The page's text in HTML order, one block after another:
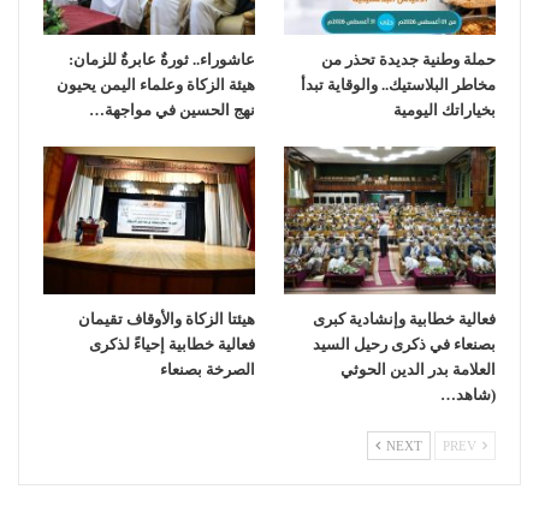
حملة وطنية جديدة تحذر من
مخاطر البلاستيك.. والوقاية تبدأ
بخياراتك اليومية
عاشوراء.. ثورةٌ عابرةٌ للزمان:
هيئة الزكاة وعلماء اليمن يحيون
نهج الحسين في مواجهة…
فعالية خطابية وإنشادية كبرى
بصنعاء في ذكرى رحيل السيد
العلامة بدر الدين الحوثي
(شاهد…
هيئتا الزكاة والأوقاف تقيمان
فعالية خطابية إحياءً لذكرى
الصرخة بصنعاء
NEXT